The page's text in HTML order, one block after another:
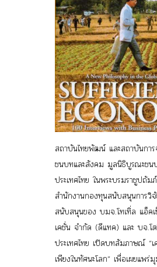
Economy
in
Global
View)
สถาบันไทยพัฒน์ และสถาบันการ
ชนบทและสังคม มูลนิธิบูรณะชน
ประเทศไทย ในพระบรมราชูปถั
สำนักงานกองทุนสนับสนุนการวิ
สนับสนุนของ บมจ.โทเทิ่ล แอ็ค
เคชั่น จำกัด (ดีแทค) และ บจ.โ
ประเทศไทย เปิดบทสัมภาษณ์ “
เพียงในทัศนะโลก” เพื่อเผยแพร่